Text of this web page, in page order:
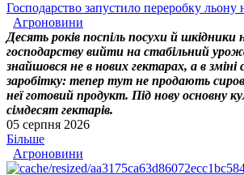
Господарство запустило переробку льону
Агроновини
Десять років поспіль посухи й шкідники
господарству вийти на стабільний
знайшовся не в нових гектарах, а в зміні
заробітку: тепер тут не продають
неї готовий продукт. Під нову основну
сімдесят гектарів.
05 серпня 2026
Більше
Агроновини